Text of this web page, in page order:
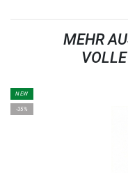
MEHR
NEW
-35%